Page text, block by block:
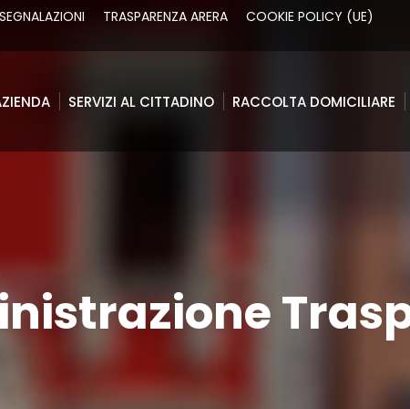
TRASPARENZA ARERA
COOKIE POLICY (UE)
SERVIZI AL CITTADINO RACCOLTA DOMICILIARE
SERVIZI AL CITTADINO